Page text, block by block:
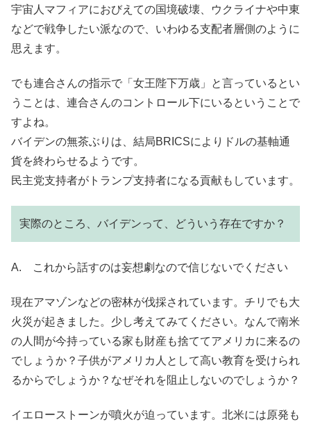
宇宙人マフィアにおびえての国境破壊、ウクライナや中東
などで戦争したい派なので、いわゆる支配者層側のように
思えます。
でも連合さんの指示で「女王陛下万歳」と言っているとい
うことは、連合さんのコントロール下にいるということで
すよね。
バイデンの無茶ぶりは、結局BRICSによりドルの基軸通
貨を終わらせるようです。
民主党支持者がトランプ支持者になる貢献もしています。
実際のところ、バイデンって、どういう存在ですか？
A. これから話すのは妄想劇なので信じないでください
現在アマゾンなどの密林が伐採されています。チリでも大
火災が起きました。少し考えてみてください。なんで南米
の人間が今持っている家も財産も捨ててアメリカに来るの
でしょうか？子供がアメリカ人として高い教育を受けられ
るからでしょうか？なぜそれを阻止しないのでしょうか？
イエローストーンが噴火が迫っています。北米には原発も